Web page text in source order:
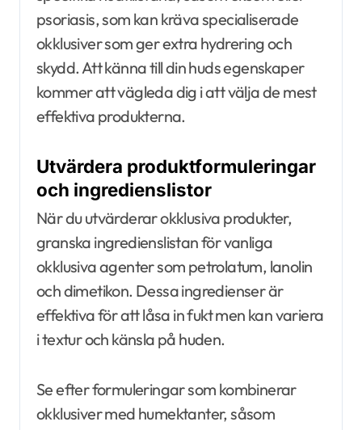
psoriasis, som kan kräva specialiserade
okklusiver som ger extra hydrering och
skydd. Att känna till din huds egenskaper
kommer att vägleda dig i att välja de mest
effektiva produkterna.
Utvärdera produktformuleringar
och ingredienslistor
När du utvärderar okklusiva produkter,
granska ingredienslistan för vanliga
okklusiva agenter som petrolatum, lanolin
och dimetikon. Dessa ingredienser är
effektiva för att låsa in fukt men kan variera
i textur och känsla på huden.
Se efter formuleringar som kombinerar
okklusiver med humektanter, såsom